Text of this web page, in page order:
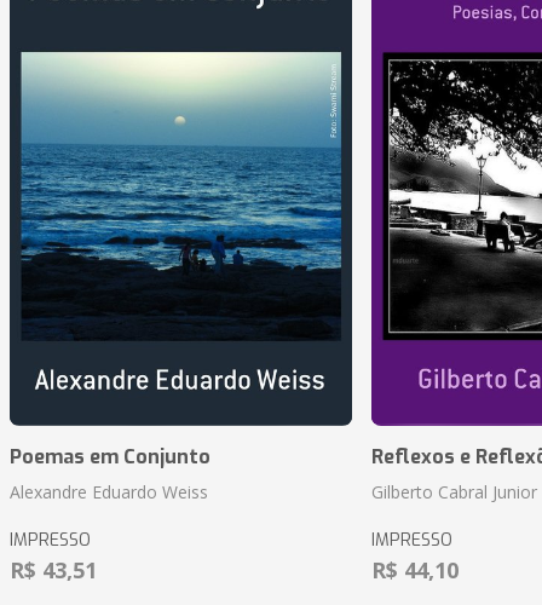
Poemas em Conjunto
Alexandre Eduardo Weiss
IMPRESSO
R$ 43,51
Reflexos e
Gilberto Cabral Junior
IMPRESSO
R$ 44,10